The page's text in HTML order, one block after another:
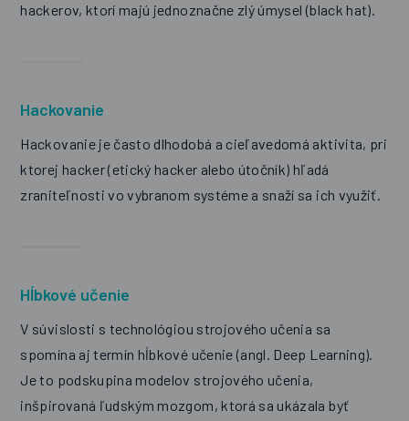
hackerov, ktorí majú jednoznačne zlý úmysel (black hat).
Hackovanie
Hackovanie je často dlhodobá a cieľavedomá aktivita, pri
ktorej hacker (etický hacker alebo útočník) hľadá
zraniteľnosti vo vybranom systéme a snaží sa ich využiť.
Hĺbkové učenie
V súvislosti s technológiou strojového učenia sa
spomína aj termín hĺbkové učenie (angl. Deep Learning).
Je to podskupina modelov strojového učenia,
inšpirovaná ľudským mozgom, ktorá sa ukázala byť